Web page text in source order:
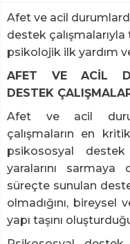
Afet ve acil
destek
psikolojik ilk yardım
AFET VE ACİL
DESTEK
Afet ve acil
çalışmaların en
psikososyal
yaralarını
süreçte sunulan
olmadığını,
yapı taşını